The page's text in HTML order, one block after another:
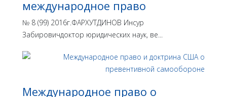
международное право
№ 8 (99) 2016г.ФАРХУТДИНОВ Инсур
Забировичдоктор юридических наук, ве...
Международное право о